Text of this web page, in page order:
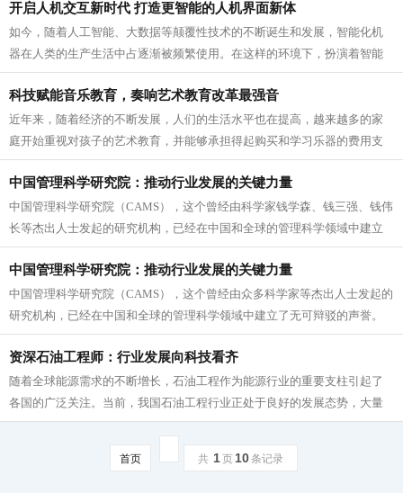
开启人机交互新时代 打造更智能的人机界面新体
如今，随着人工智能、大数据等颠覆性技术的不断诞生和发展，智能化机
器在人类的生产生活中占逐渐被频繁使用。在这样的环境下，扮演着智能
化机器与人类之间“沟通”桥梁的人机...
科技赋能音乐教育，奏响艺术教育改革最强音
近年来，随着经济的不断发展，人们的生活水平也在提高，越来越多的家
庭开始重视对孩子的艺术教育，并能够承担得起购买和学习乐器的费用支
出，音乐教育行业正处于发展最好的时...
中国管理科学研究院：推动行业发展的关键力量
中国管理科学研究院（CAMS），这个曾经由科学家钱学森、钱三强、钱伟
长等杰出人士发起的研究机构，已经在中国和全球的管理科学领域中建立
了无可辩驳的声誉。 自1987年成立以来，...
中国管理科学研究院：推动行业发展的关键力量
中国管理科学研究院（CAMS），这个曾经由众多科学家等杰出人士发起的
研究机构，已经在中国和全球的管理科学领域中建立了无可辩驳的声誉。
自1987年成立以来，CAMS始终实事求是，瞄...
资深石油工程师：行业发展向科技看齐
随着全球能源需求的不断增长，石油工程作为能源行业的重要支柱引起了
各国的广泛关注。当前，我国石油工程行业正处于良好的发展态势，大量
达到国际先进水平的科研成果和石油工...
首页 共 1页 10条记录